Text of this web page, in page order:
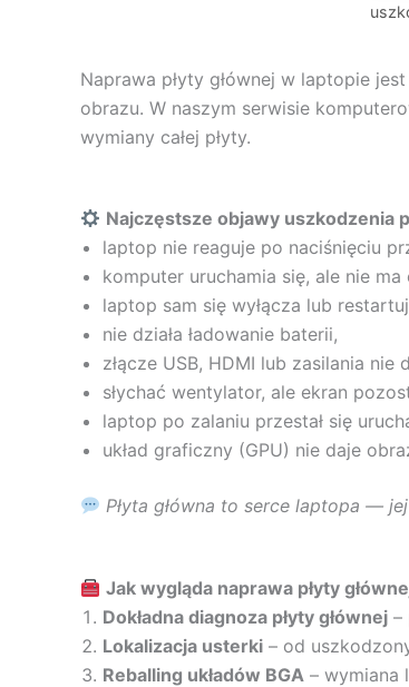
Naprawa płyty głównej w laptopie
obrazu. W naszym serwisie
wymiany całej płyty.
Najczęstsze objawy uszkodzenia
laptop nie reaguje po naciśnięciu
komputer uruchamia się, ale nie ma
laptop sam się wyłącza lub
nie działa ładowanie baterii,
złącze USB, HDMI lub zasilania nie
słychać wentylator, ale ekran
laptop po zalaniu przestał się
układ graficzny (GPU) nie daje
Płyta główna to serce laptopa —
Jak wygląda naprawa płyty
Dokładna diagnoza płyty głównej –
Lokalizacja usterki – od
Reballing układów BGA – wymiana